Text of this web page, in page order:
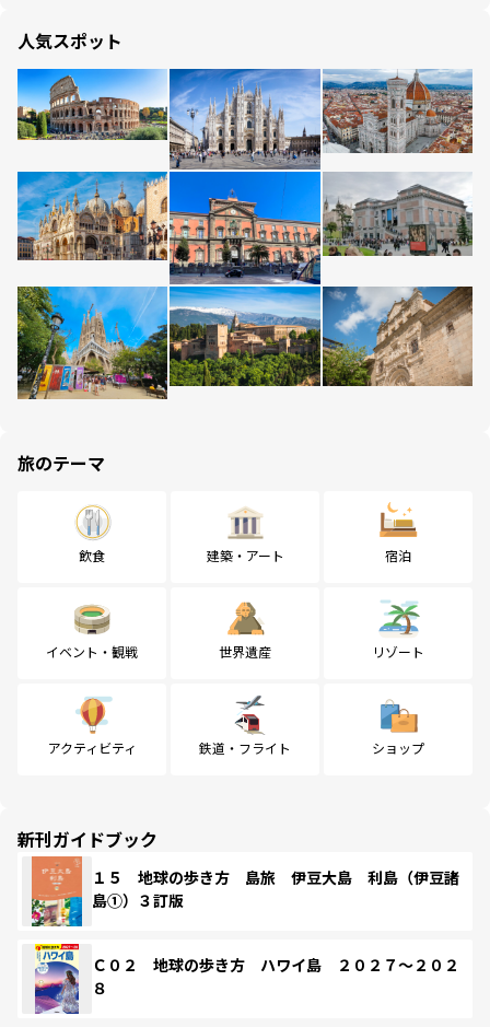
人気スポット
旅のテーマ
飲食 建築・アート 宿泊
イベント・観戦 世界遺産 リゾート
アクティビティ 鉄道・フライト ショップ
新刊ガイドブック
１５ 地球の歩き方 島旅 伊豆大島 利島（伊豆諸
島①）３訂版
Ｃ０２ 地球の歩き方 ハワイ島 ２０２７～２０２
８